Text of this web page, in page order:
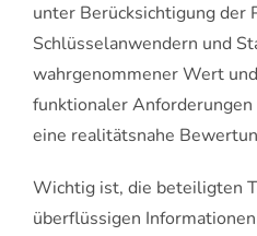
unter Berücksichtigung der
Schlüsselanwendern und
wahrgenommener Wert
funktionaler
eine realitätsnahe
Wichtig ist, die beteiligten
überflüssigen